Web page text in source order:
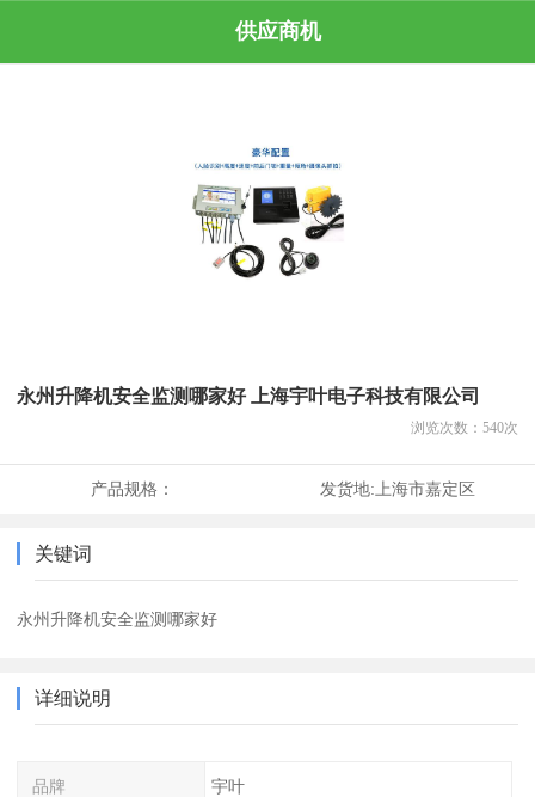
供应商机
永州升降机安全监测哪家好 上海宇叶电子科技有限公司
浏览次数： 540次
产品规格： 发货地:上海市嘉定区
关键词
永州升降机安全监测哪家好
详细说明
品牌 宇叶